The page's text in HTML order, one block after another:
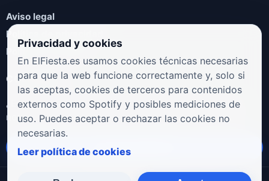
Aviso legal
Política de privacidad
Política de cookies
COLABORA
¿Eres artista, manager, sello o promotor? Envíanos tus
novedades, galas, entrevistas o propuestas musicales.
Enviar propuesta
Privacidad y cookies
En ElFiesta.es usamos cookies técnicas necesarias
para que la web funcione correctamente y, solo si
las aceptas, cookies de terceros para contenidos
externos como Spotify y posibles mediciones de
uso. Puedes aceptar o rechazar las cookies no
necesarias.
Leer política de cookies